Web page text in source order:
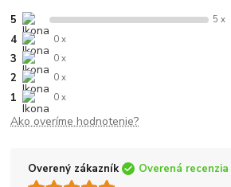
5 5 x
4 0 x
3 0 x
2 0 x
1 0 x
Ako overíme hodnotenie?
Overený zákazník Overená recenzia